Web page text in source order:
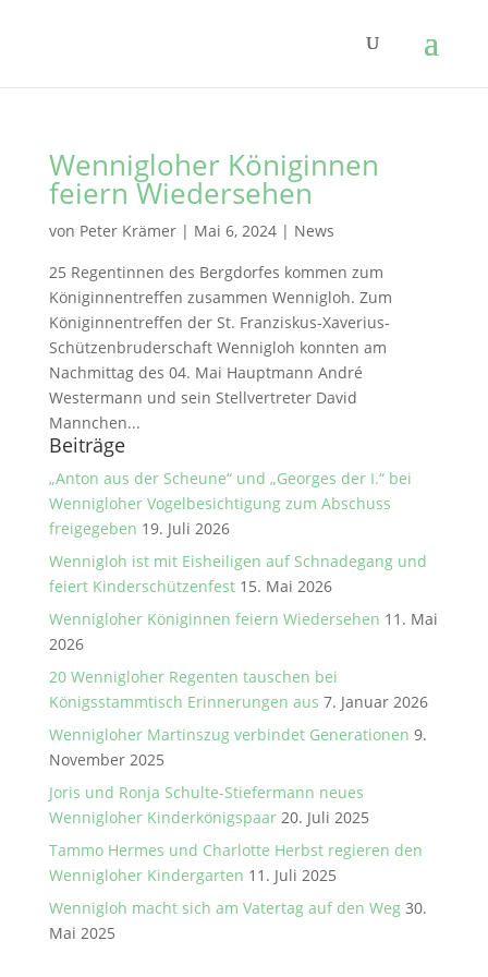
Wennigloher Königinnen
feiern Wiedersehen
von Peter Krämer| Mai 6, 2024| News
25 Regentinnen des Bergdorfes kommen zum
Königinnentreffen zusammen Wennigloh. Zum
Königinnentreffen der St. Franziskus-Xaverius-
Schützenbruderschaft Wennigloh konnten am
Nachmittag des 04. Mai Hauptmann André
Westermann und sein Stellvertreter David
Mannchen...
Beiträge
„Anton aus der Scheune“ und „Georges der I.“ bei
Wennigloher Vogelbesichtigung zum Abschuss
freigegeben 19. Juli 2026
Wennigloh ist mit Eisheiligen auf Schnadegang und
feiert Kinderschützenfest 15. Mai 2026
Wennigloher Königinnen feiern Wiedersehen 11. Mai
2026
20 Wennigloher Regenten tauschen bei
Königsstammtisch Erinnerungen aus 7. Januar 2026
Wennigloher Martinszug verbindet Generationen 9.
November 2025
Joris und Ronja Schulte-Stiefermann neues
Wennigloher Kinderkönigspaar 20. Juli 2025
Tammo Hermes und Charlotte Herbst regieren den
Wennigloher Kindergarten 11. Juli 2025
Wennigloh macht sich am Vatertag auf den Weg 30.
Mai 2025